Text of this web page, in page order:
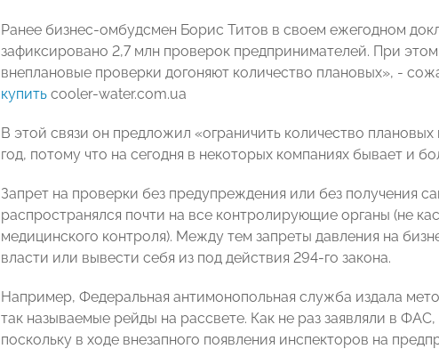
Ранее бизнес-омбудсмен Борис Титов в своем ежегодном
зафиксировано 2,7 млн проверок предпринимателей. При этом
внеплановые проверки догоняют количество плановых», -
купить cooler-water.com.ua
В этой связи он предложил «ограничить количество
год, потому что на сегодня в некоторых компаниях бывает и
Запрет на проверки без предупреждения или без получения
распространялся почти на все контролирующие органы (не
медицинского контроля). Между тем запреты давления на
власти или вывести себя из под действия 294-го закона.
Например, Федеральная антимонопольная служба издала
так называемые рейды на рассвете. Как не раз заявляли в
поскольку в ходе внезапного появления инспекторов на